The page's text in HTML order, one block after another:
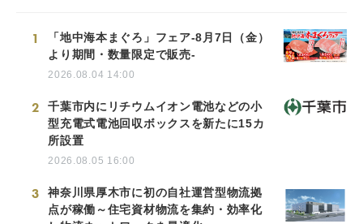
1
「地中海本まぐろ」フェア-8月7日（金）
より期間・数量限定で販売-
2026.08.04 14:00
2
千葉市内にリチウムイオン電池などの小
型充電式電池回収ボックスを新たに15カ
所設置
2026.08.05 16:00
3
神奈川県厚木市に初の自社運営型物流拠
点が稼働～住宅資材物流を集約・効率化